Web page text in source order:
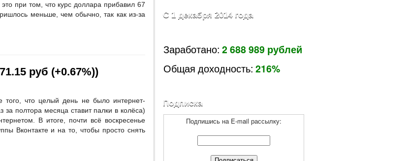
при том, что курс доллара прибавил 67
меньше, чем обычно, так как из-за
руб (+0.67%))
что целый день не было интернет-
полтора месяца ставит палки в колёса)
В итоге, почти всё воскресенье
Вконтакте и на то, чтобы просто снять
С 1 декабря 2014 года
Заработано: 2 688 989 рублей
Общая доходность: 216%
Подписка
Подпишись на E-mail рассылку: